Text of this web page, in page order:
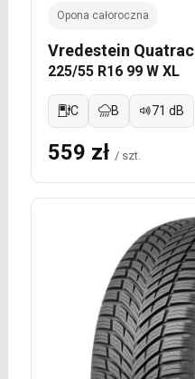
Opona całoroczna
Vredestein Quatrac
225/55 R16 99 W XL
C B 71 dB
559 zł / szt.